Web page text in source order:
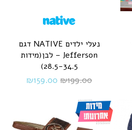
נעלי ילדים NATIVE דגם
Jefferson – לבן(מידות
28.5-34.5)
₪199.00
₪159.00